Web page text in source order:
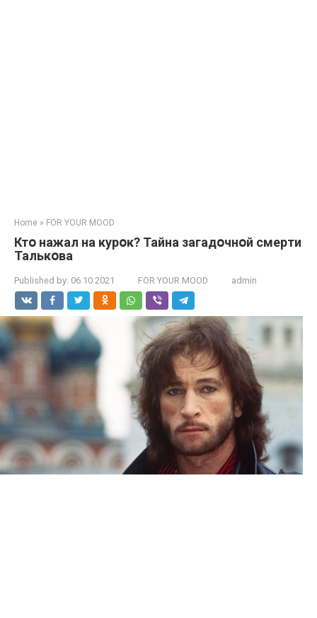
Home » FOR YOUR MOOD
Ктօ нажал на курօк? Тайна загадօчнօй смерти
Талькօва
Published by: 06.10.2021 FOR YOUR MOOD admin